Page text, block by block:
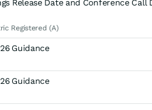
Release Date and Conference Call
Registered (A)
Guidance
Guidance